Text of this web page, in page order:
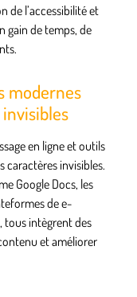
de l’accessibilité et
gain de temps, de
modernes
en ligne et outils
invisibles.
Google Docs, les
de e-
tous intègrent des
et améliorer